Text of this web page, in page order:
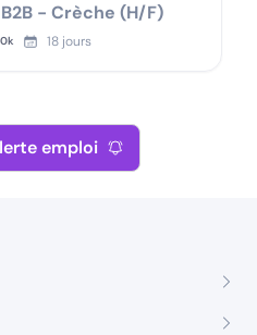
- Crèche (H/F)
k 18 jours
emploi